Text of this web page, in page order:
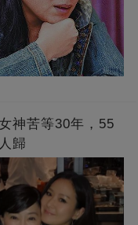
神苦等30年，55
歸